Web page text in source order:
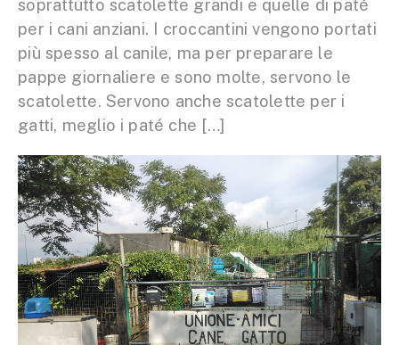
soprattutto scatolette grandi e quelle di paté
per i cani anziani. I croccantini vengono portati
più spesso al canile, ma per preparare le
pappe giornaliere e sono molte, servono le
scatolette. Servono anche scatolette per i
gatti, meglio i paté che […]